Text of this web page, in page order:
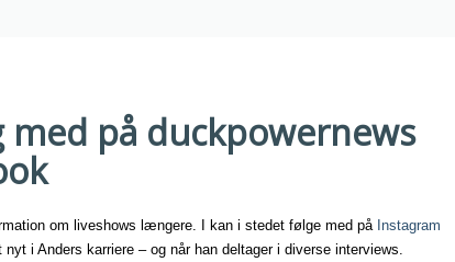
på duckpowernews
om liveshows længere. I kan i stedet følge med på Instagram
i Anders karriere – og når han deltager i diverse interviews.